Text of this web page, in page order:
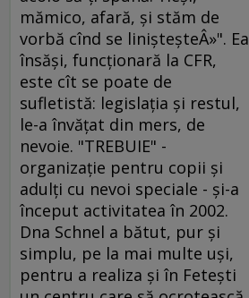
mămico, afară, şi stăm de
vorbă cînd se linişteşteÂ»". Ea
însăşi, funcţionară la CFR,
este cît se poate de
sufletistă: legislaţia şi restul,
le-a învăţat din mers, de
nevoie. "TREBUIE" -
organizaţie pentru copii şi
adulţi cu nevoi speciale - şi-a
început activitatea în 2002.
Dna Schnel a bătut, pur şi
simplu, pe la mai multe uşi,
pentru a realiza şi în Feteşti